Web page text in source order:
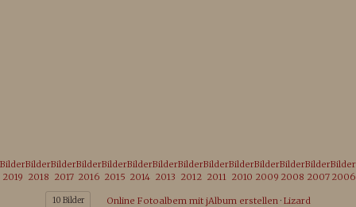
Bilder
2019
Bilder
2018
Bilder
2017
Bilder
2016
Bilder
2015
Bilder
2014
Bilder
2013
Bilder
2012
Bilder
2011
Bilder
2010
Bilder
2009
Bilder
2008
Bilder
2007
Bilder
2006
10 Bilder Online Fotoalbem mit jAlbum erstellen · Lizard